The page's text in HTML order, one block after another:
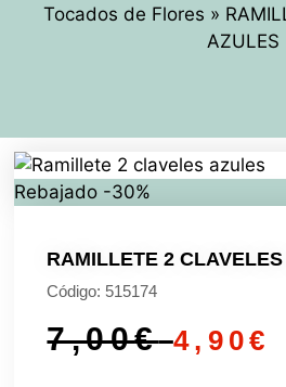
Tocados de Flores »
AZULES
Rebajado -30%
RAMILLETE 2
Código: 515174
7,00€ 4,90€